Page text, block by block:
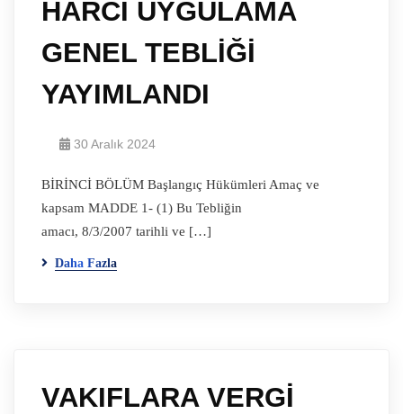
HARCI UYGULAMA
GENEL TEBLİĞİ
YAYIMLANDI
30 Aralık 2024
BİRİNCİ BÖLÜM Başlangıç Hükümleri Amaç ve
kapsam MADDE 1- (1) Bu Tebliğin
amacı, 8/3/2007 tarihli ve […]
Daha Fazla
VAKIFLARA VERGİ